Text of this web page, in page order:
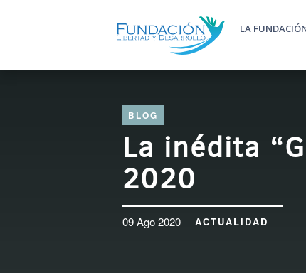
LA
BLOG
La inédita
2020
09 Ago 2020 ACTUALIDAD